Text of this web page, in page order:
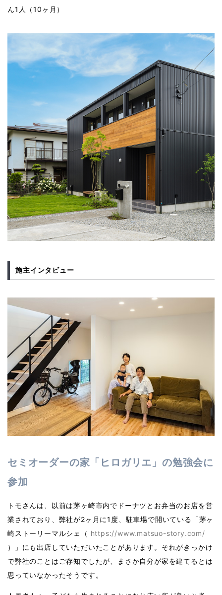
ん1人（10ヶ月）
施主インタビュー
セミオーダーの家「ヒロガリエ」の勉強会に
参加
トモさんは、以前は茅ヶ崎市内でドーナツとお弁当のお店を営
業されており、弊社が2ヶ月に1度、駐車場で開いている「茅ヶ
崎ストーリーマルシェ（ https://www.matsuo-story.com/
）」にも出店していただいたことがあります。それがきっかけ
で弊社のことはご存知でしたが、まさか自分が家を建てるとは
思っていなかったそうです。